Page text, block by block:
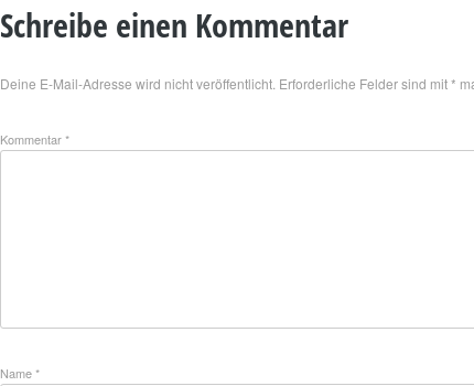
Schreibe einen Kommentar
Deine E-Mail-Adresse wird nicht veröffentlicht. Erforderliche Felder sind mit*
Kommentar*
Name*